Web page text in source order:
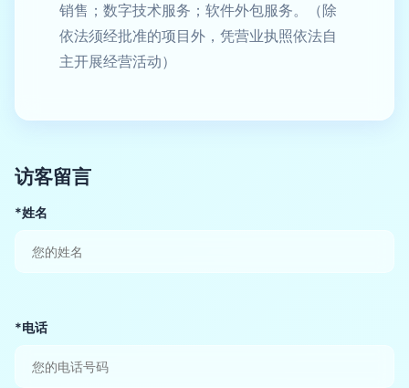
销售；数字技术服务；软件外包服务。（除
依法须经批准的项目外，凭营业执照依法自
主开展经营活动）
访客留言
*姓名
*电话